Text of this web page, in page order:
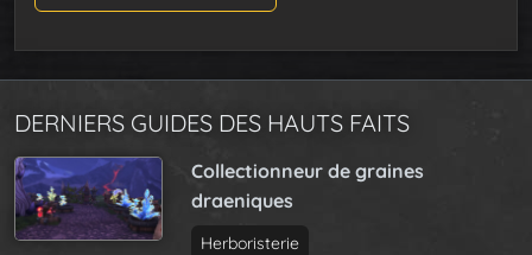
DERNIERS GUIDES DES HAUTS FAITS
Collectionneur de graines
draeniques
Herboristerie